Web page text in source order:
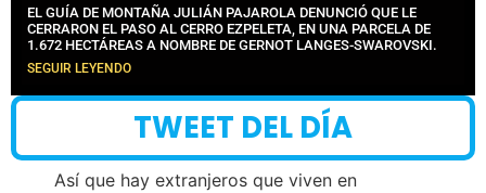
EL GUÍA DE MONTAÑA JULIÁN PAJAROLA DENUNCIÓ QUE LE
CERRARON EL PASO AL CERRO EZPELETA, EN UNA PARCELA DE
1.672 HECTÁREAS A NOMBRE DE GERNOT LANGES-SWAROVSKI.
SEGUIR LEYENDO
TWEET DEL DÍA
Así que hay extranjeros que viven en